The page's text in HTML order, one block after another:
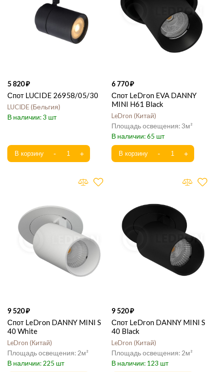
5 820
Спот LUCIDE 26958/05/30
LUCIDE Бельгия
3
6 770
Спот LeDron EVA DANNY
MINI H61 Black
LeDron Китай
3
65
9 520
Спот LeDron DANNY MINI S
40 White
LeDron Китай
2
225
9 520
Спот LeDron DANNY MINI S
40 Black
LeDron Китай
2
123